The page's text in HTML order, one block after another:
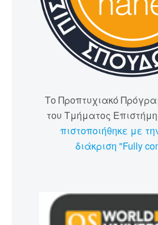
Το Προπτυχιακό
του Τμήματος
πιστοποιήθηκε με
διάκριση "Fully